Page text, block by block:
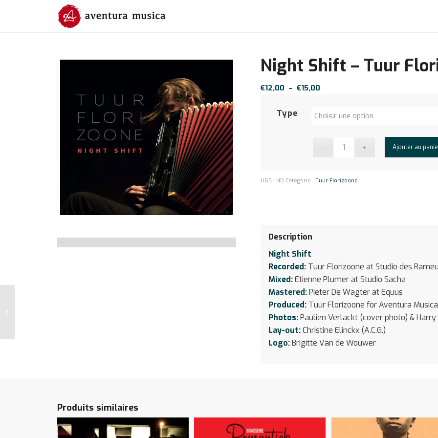
Night Shift – Tuur
€12,00 – €15,00
prix :
€15,00
Type
Ajouter au
UGS : ND Catégorie :Tuur Florizoone
Description
Night Shift
Recorded: Tuur Florizoone at Studio des
Mixed:Etienne Plumer at Studio Sacha
Mastered:Pieter De Wagter at Equus
Produced: Tuur Florizoone for Aventura Musica
Photos:Paulien Verlackt (cover photo) &
Lay-out:Christine Elinckx (A.C.G.)
Logo:Brigitte Van de Wouwer
Produits similaires